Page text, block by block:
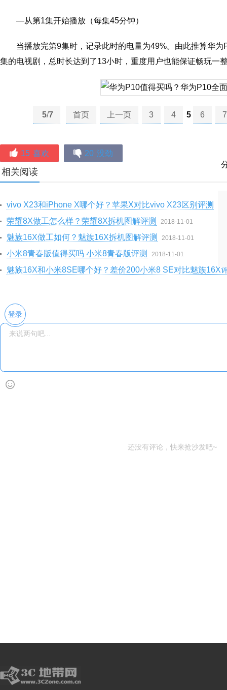
—从第1集开始播放（每集45分钟）
当播放完第9集时，记录此时的电量为49%。由此推算华
集的电视剧，总时长达到了13小时，重度用户也能保证畅玩一
5/7 首页 上一页 3 4 5 6 7
15 喜欢 20 没劲
相关阅读
vivo X23和iPhone X哪个好？苹果X对比vivo X23区别评测
荣耀8X做工怎么样？荣耀8X拆机图解评测 2018-11-01
魅族16X做工如何？魅族16X拆机图解评测 2018-11-01
小米8青春版值得买吗 小米8青春版评测 2018-11-01
魅族16X和小米8SE哪个好？差价200小米8 SE对比魅族16X
登录
还没有评论，快来抢沙发吧~